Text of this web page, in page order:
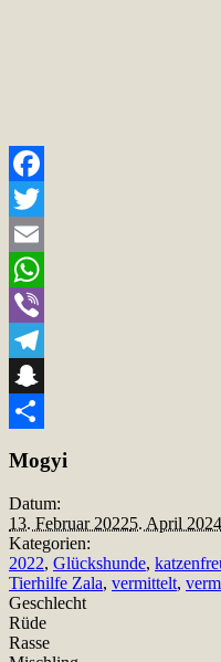
Facebook
Twitter
Email
WhatsApp
Viber
Telegram
Snapchat
Mogyi
Datum:
13. Februar 20225. April 2024
Kategorien:
2022, Glückshunde,
Tierhilfe Zala, vermittelt,
Geschlecht
Rüde
Rasse